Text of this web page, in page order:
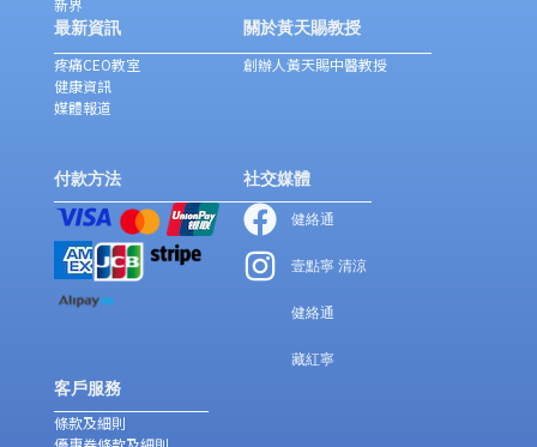
最新資訊
疼痛CEO教室
健康資訊
媒體報道
關於黃天賜教授
創辦人黃天賜中醫教授
付款方法 社交媒體
健絡通
壹點寧 清涼
健絡通
藏紅寧
客戶服務
條款及細則